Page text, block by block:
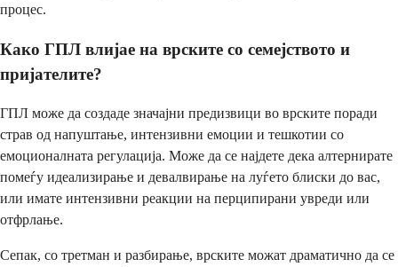
процес.
Како ГПЛ влијае на врските со семејството и
пријателите?
ГПЛ може да создаде значајни предизвици во врските поради
страв од напуштање, интензивни емоции и тешкотии со
емоционалната регулација. Може да се најдете дека алтернирате
помеѓу идеализирање и девалвирање на луѓето блиски до вас,
или имате интензивни реакции на перципирани увреди или
отфрлање.
Сепак, со третман и разбирање, врските можат драматично да се